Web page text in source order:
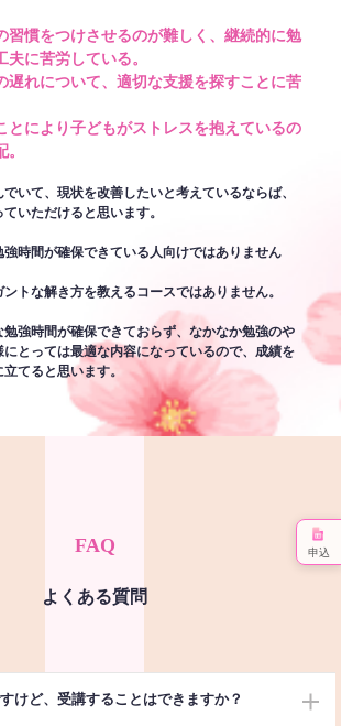
習慣をつけさせるのが難しく、継続的に勉
に苦労している。
遅れについて、適切な支援を探すことに苦
とにより子どもがストレスを抱えているの
いて、現状を改善したいと考えているならば、
いただけると思います。
時間が確保できている人向けではありません
トな解き方を教えるコースではありません。
勉強時間が確保できておらず、なかなか勉強のや
にとっては最適な内容になっているので、成績を
てると思います。
FAQ
よくある質問
けど、受講することはできますか？
申込